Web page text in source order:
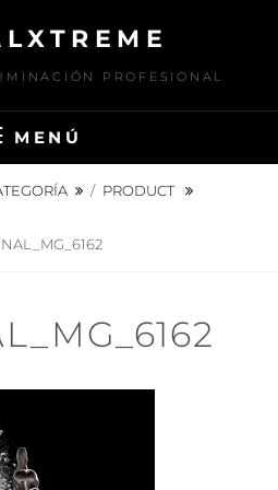
PROFESIONAL
MENÚ
/ PRODUCT